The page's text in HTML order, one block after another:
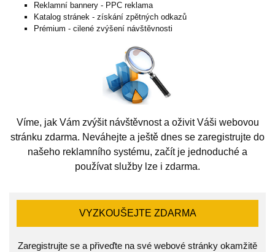
Reklamní bannery - PPC reklama
Katalog stránek - získání zpětných odkazů
Prémium - cilené zvýšení návštěvnosti
Víme, jak Vám zvýšit návštěvnost a oživit Váši webovou
stránku zdarma. Neváhejte a ještě dnes se zaregistrujte do
našeho reklamního systému, začít je jednoduché a
používat služby lze i zdarma.
VYZKOUŠEJTE ZDARMA
Zaregistrujte se a přiveďte na své webové stránky okamžitě